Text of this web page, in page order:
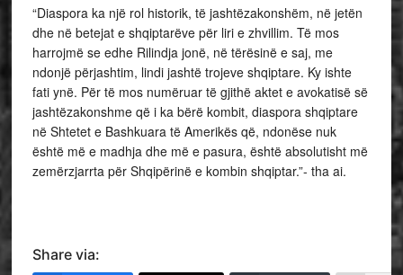
“Diaspora ka një rol historik, të jashtëzakonshëm, në jetën
dhe në betejat e shqiptarëve për liri e zhvillim. Të mos
harrojmë se edhe Rilindja jonë, në tërësinë e saj, me
ndonjë përjashtim, lindi jashtë trojeve shqiptare. Ky ishte
fati ynë. Për të mos numëruar të gjithë aktet e avokatisë së
jashtëzakonshme që i ka bërë kombit, diaspora shqiptare
në Shtetet e Bashkuara të Amerikës që, ndonëse nuk
është më e madhja dhe më e pasura, është absolutisht më
zemërzjarrta për Shqipërinë e kombin shqiptar.”- tha ai.
Share via: